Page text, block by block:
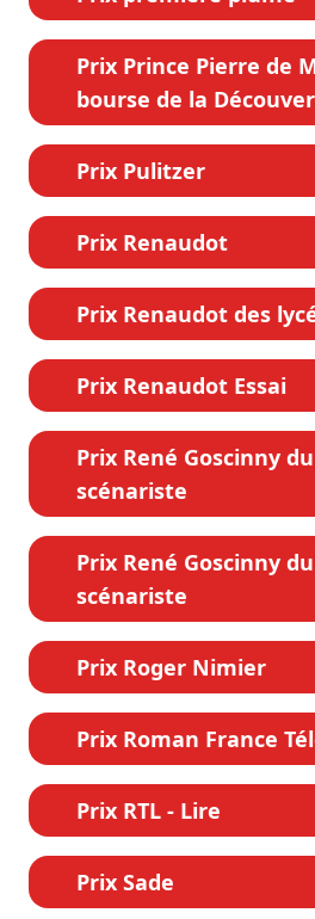
Prix Prince Pierre de
bourse de la
Prix Pulitzer
Prix Renaudot
Prix Renaudot des
Prix Renaudot Essai
Prix René Goscinny
scénariste
Prix René Goscinny
scénariste
Prix Roger Nimier
Prix Roman France
Prix RTL - Lire
Prix Sade